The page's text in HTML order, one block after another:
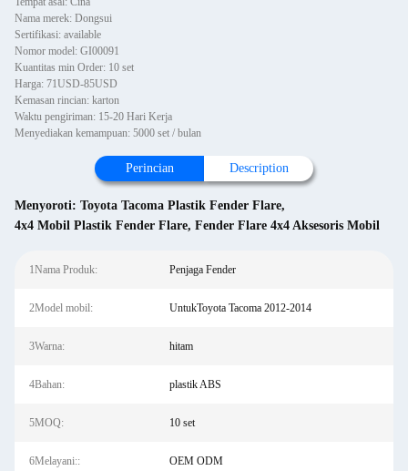
Nama merek: Dongsui
Sertifikasi: available
Nomor model: GI00091
Kuantitas min Order: 10 set
Harga: 71USD-85USD
Kemasan rincian: karton
Waktu pengiriman: 15-20 Hari Kerja
Menyediakan kemampuan: 5000 set / bulan
Perincian Description
Menyoroti: Toyota Tacoma Plastik Fender Flare,
4x4 Mobil Plastik Fender Flare, Fender Flare 4x4 Aksesoris Mobil
1Nama Produk: Penjaga Fender
2Model mobil: UntukToyota Tacoma 2012-2014
3Warna: hitam
4Bahan: plastik ABS
5MOQ: 10 set
6Melayani:: OEM ODM